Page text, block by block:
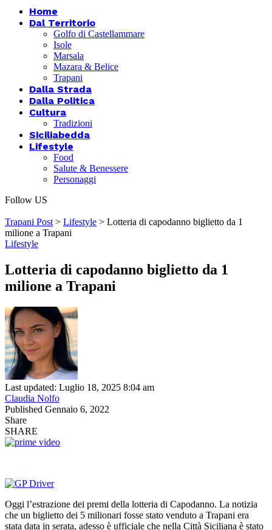
Home
Dal Territorio
Golfo di Castellammare
Isole
Marsala
Mazara & Belice
Trapani
Dalla Strada
Dalla Politica
Cultura
Tradizioni
Siciliabedda
Lifestyle
Food
Salute & Benessere
Personaggi
Follow US
Trapani Post > Lifestyle > Lotteria di capodanno biglietto da 1
milione a Trapani
Lifestyle
Lotteria di capodanno biglietto da 1
milione a Trapani
Last updated: Luglio 18, 2025 8:04 am
Claudia Nolfo
Published Gennaio 6, 2022
Share
SHARE
Oggi l’estrazione dei premi della lotteria di Capodanno. La notizia
che un biglietto dei 5 milionari fosse stato venduto a Trapani era
stata data in serata, adesso è ufficiale che nella Città Siciliana è stato